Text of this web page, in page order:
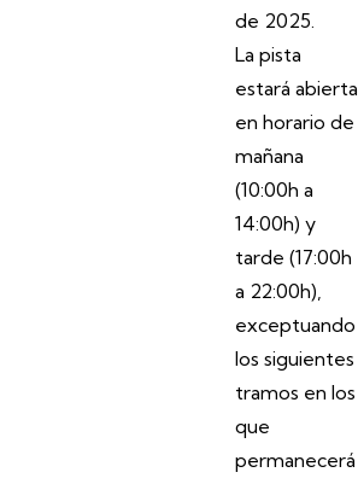
de 2025.
La pista
estará abierta
en horario de
mañana
(10:00h a
14:00h) y
tarde (17:00h
a 22:00h),
exceptuando
los siguientes
tramos en los
que
permanecerá